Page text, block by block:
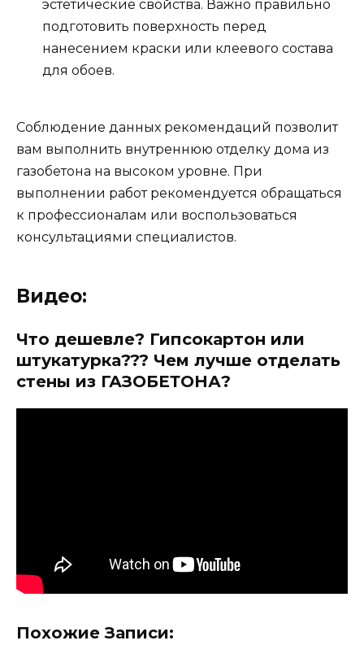
эстетические свойства. Важно правильно
подготовить поверхность перед
нанесением краски или клеевого состава
для обоев.
Соблюдение данных рекомендаций позволит
вам выполнить внутреннюю отделку дома из
газобетона на высоком уровне. При
выполнении работ рекомендуется обращаться
к профессионалам или воспользоваться
консультациями специалистов.
Видео:
Что дешевле? Гипсокартон или
штукатурка??? Чем лучше отделать
стены из ГАЗОБЕТОНА?
Похожие Записи: